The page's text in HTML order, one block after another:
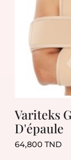
Variteks
D'épaule
64,800 TND